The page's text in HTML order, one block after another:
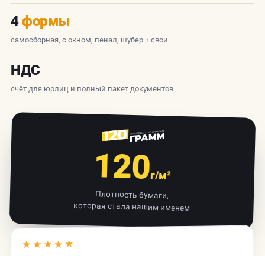
4формы
самосборная, с окном, пенал, шубер + свои
НДС
счёт для юрлиц и полный пакет документов
120г/м²
Плотность бумаги,
которая стала нашим именем
★★★★★